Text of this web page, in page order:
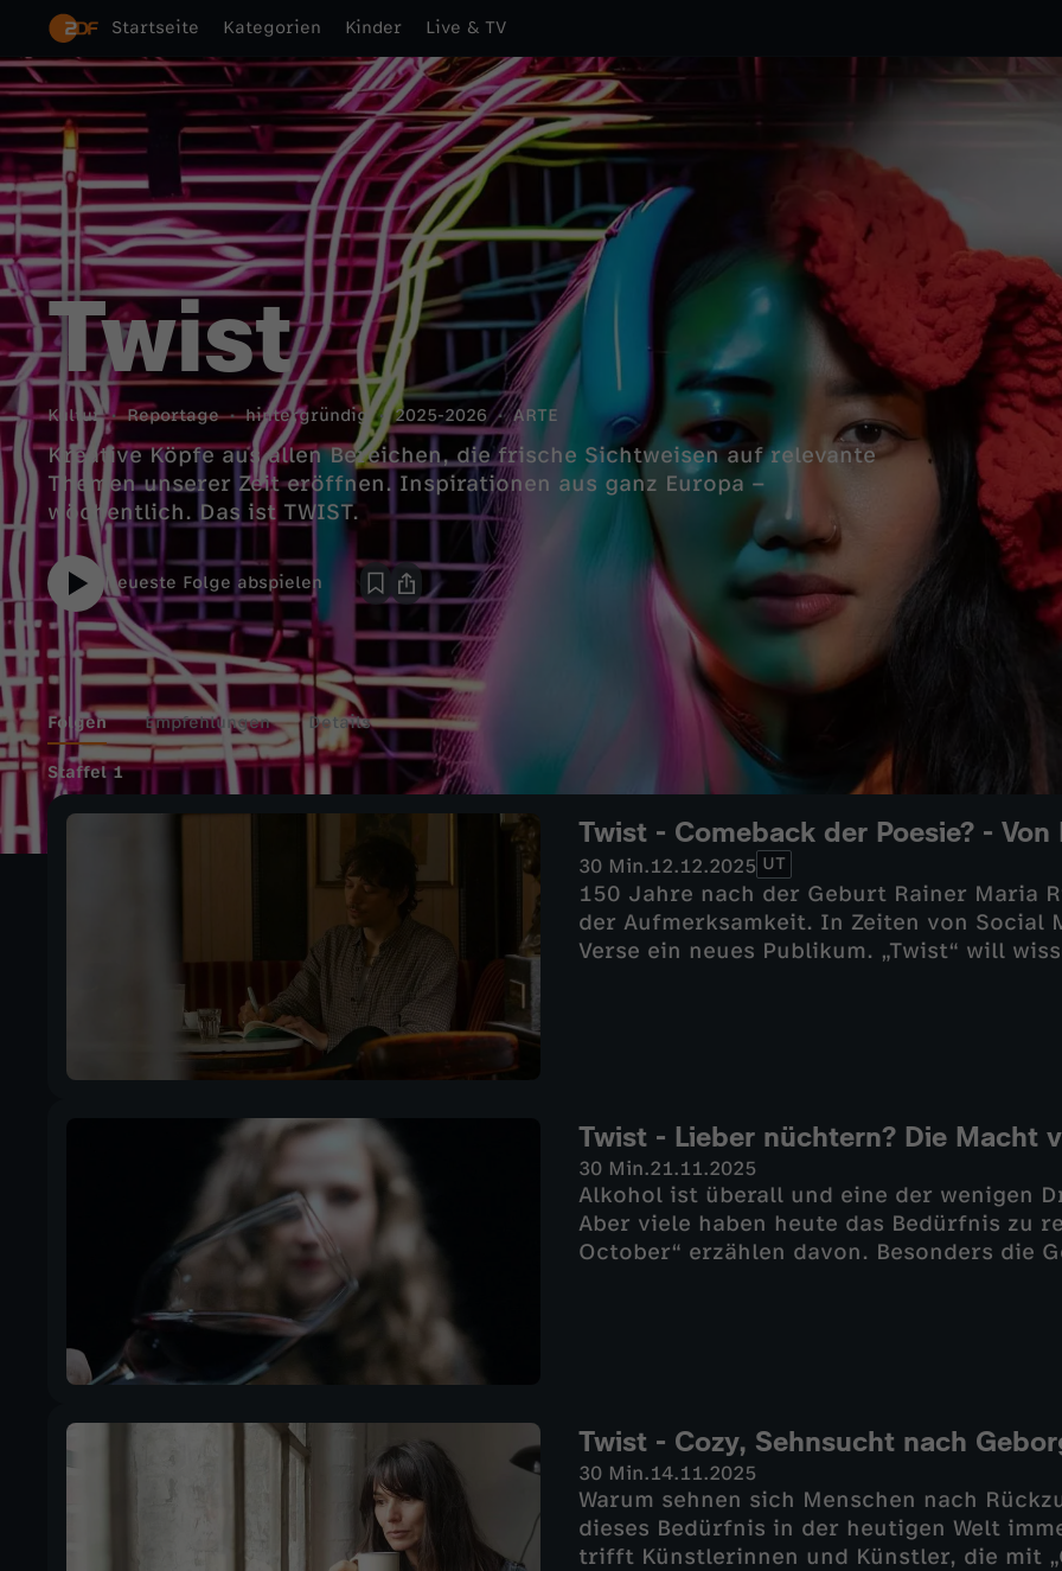
Startseite Kategorien Kinder Live & TV
Twist
Kultur Reportage hintergründig 2025-2026 ARTE
Kreative Köpfe aus allen Bereichen, die frische Sichtweisen auf relevante
Themen unserer Zeit eröffnen. Inspirationen aus ganz Europa –
wöchentlich. Das ist TWIST.
Neueste Folge abspielen
Folgen Empfehlungen Details
Staffel 1
Twist - Comeback der Poesie? -
30 Min.12.12.2025 UT
150 Jahre nach der Geburt Rainer Maria
der Aufmerksamkeit. In Zeiten von Social
Verse ein neues Publikum. „Twist“ will
Twist - Lieber nüchtern? Die Macht
30 Min.21.11.2025
Alkohol ist überall und eine der wenigen
Aber viele haben heute das Bedürfnis zu
October“ erzählen davon. Besonders die
Twist - Cozy, Sehnsucht nach
30 Min.14.11.2025
Warum sehnen sich Menschen nach
dieses Bedürfnis in der heutigen Welt
trifft Künstlerinnen und Künstler, die mit